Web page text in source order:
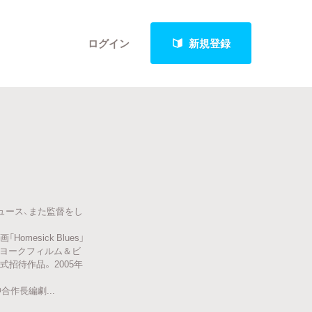
ログイン 新規登録
最新進捗報告から探す
ス、また監督をし
Homesick Blues」
ークフィルム＆ビ
招待作品。 2005年
作長編劇...